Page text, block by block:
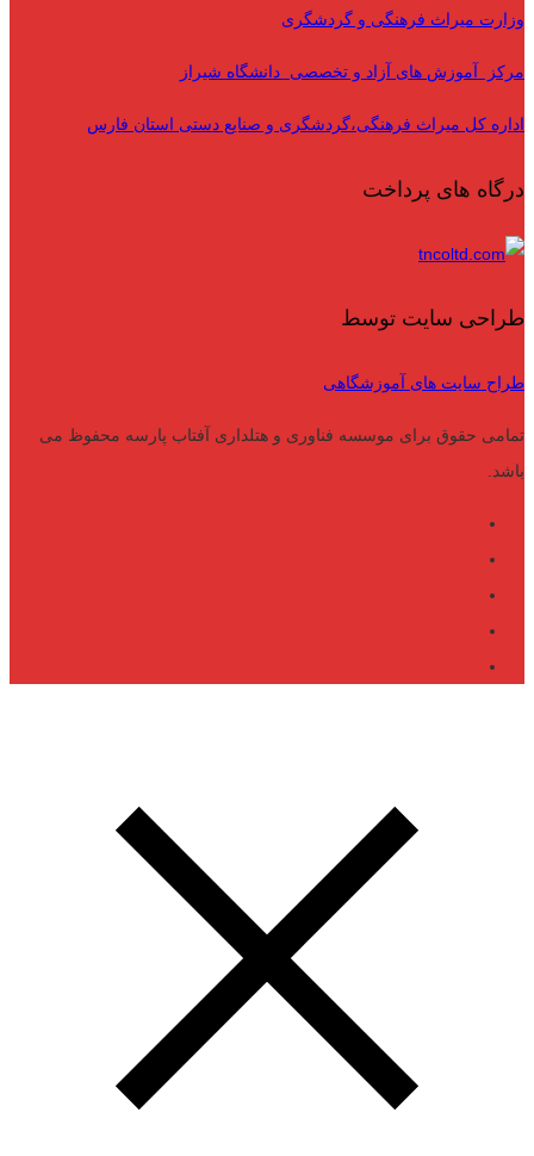
وزارت میراث فرهنگی و گردشگری
مرکز آموزش های آزاد و تخصصی دانشگاه شیراز
اداره کل میراث فرهنگی،گردشگری و صنایع دستی استان فارس
درگاه های پرداخت
طراحی سایت توسط
طراح سایت های آموزشگاهی
تمامی حقوق برای موسسه فناوری و هتلداری آفتاب پارسه محفوظ می
باشد.